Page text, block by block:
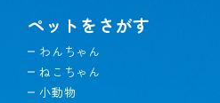
ペットをさがす
わんちゃん
ねこちゃん
小動物